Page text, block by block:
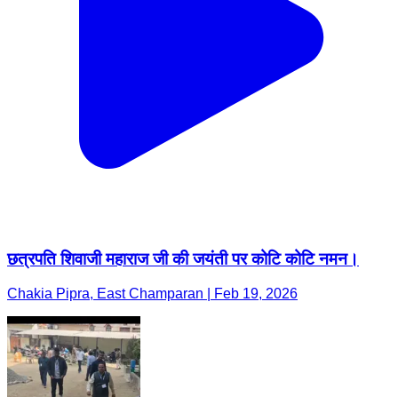
छत्रपति शिवाजी महाराज जी की जयंती पर कोटि कोटि नमन।
Chakia Pipra, East Champaran | Feb 19, 2026